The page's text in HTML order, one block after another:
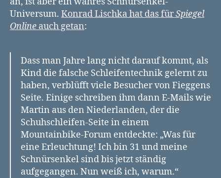
Universum. Konrad Lischka hat das fürSpiegel
Online auch getan:
Dass man Jahre lang nicht darauf kommt, als
Kind die falsche Schleifentechnik gelernt zu
haben, verblüfft viele Besucher von Fieggens
Seite. Einige schreiben ihm dann E-Mails wie
Martin aus den Niederlanden, der die
Schuhschleifen-Seite in einem
Mountainbike-Forum entdeckte: „Was für
eine Erleuchtung! Ich bin 31 und meine
Schnürsenkel sind bis jetzt ständig
aufgegangen. Nun weiß ich, warum.“